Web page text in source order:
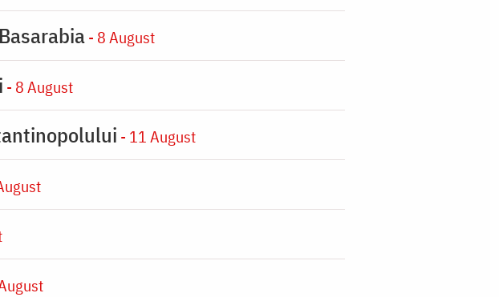
- 8 August
- 8 August
- 11 August